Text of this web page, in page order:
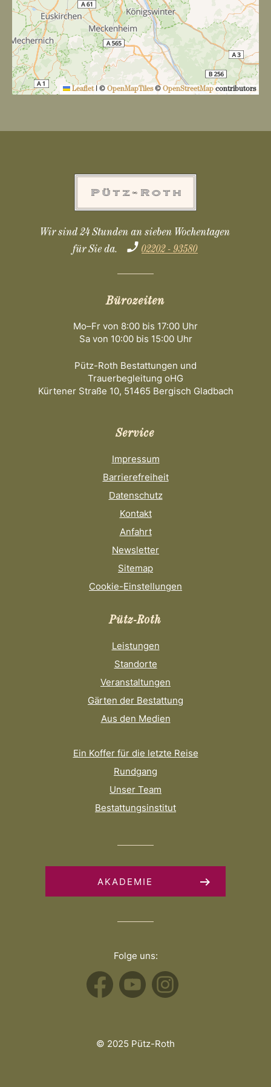
Leaflet | © OpenMapTiles© OpenStreetMap contributors
Wir sind 24 Stunden an sieben Wochentagen
für Sie da.
02202 - 93580
Bürozeiten
Mo–Fr von 8:00 bis 17:00 Uhr
Sa von 10:00 bis 15:00 Uhr
Pütz-Roth Bestattungen und
Trauerbegleitung oHG
Kürtener Straße 10, 51465 Bergisch Gladbach
Service
Impressum
Barrierefreiheit
Datenschutz
Kontakt
Anfahrt
Newsletter
Sitemap
Cookie-Einstellungen
Pütz-Roth
Leistungen
Standorte
Veranstaltungen
Gärten der Bestattung
Aus den Medien
Ein Koffer für die letzte Reise
Rundgang
Unser Team
Bestattungsinstitut
AKADEMIE
© 2025 Pütz-Roth
Folge uns: